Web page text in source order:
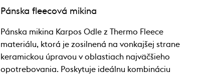
Pánska fleecová mikina
Pánska mikina Karpos Odle z Thermo Fleece
materiálu, ktorá je zosilnená na vonkajšej strane
keramickou úpravou v oblastiach najväčšieho
opotrebovania. Poskytuje ideálnu kombináciu